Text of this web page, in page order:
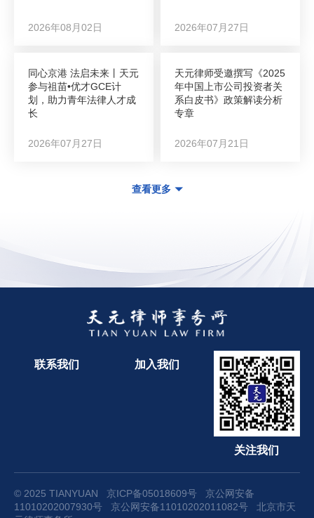
2026年08月02日 2026年07月27日
同心京港 法启未来丨天元
参与祖苗•优才GCE计
划，助力青年法律人才成
长
2026年07月27日
天元律师受邀撰写《2025
年中国上市公司投资者关
系白皮书》政策解读分析
专章
2026年07月21日
查看更多
联系我们 加入我们
关注我们
© 2025 TIANYUAN 京ICP备05018609号
京公网安备
11010202007930号
京公网安备11010202011082号 北京市天